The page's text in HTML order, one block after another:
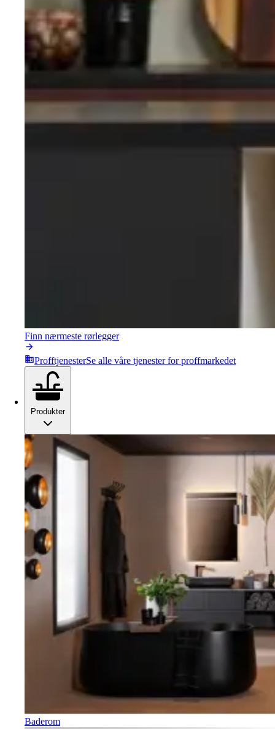
Finn nærmeste rørlegger
ProfftjenesterSe alle våre tjenester for proffmarkedet
Produkter
Baderom